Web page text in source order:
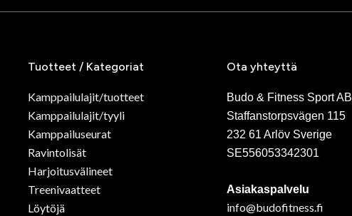
Tuotteet / Kategoriat
Kamppailulajit/tuotteet
Kamppailulajit/tyyli
Kamppailuseurat
Ravintolisät
Harjoitusvälineet
Treenivaatteet
Löytöjä
Ota yhteyttä
Budo & Fitness Sport AB
Staffanstorpsvägen 115
232 61 Arlöv Sverige
SE556053342301
Asiakaspalvelu
info@budofitness.fi